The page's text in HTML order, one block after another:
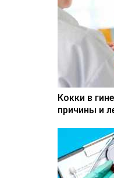
Кокки в
причины и